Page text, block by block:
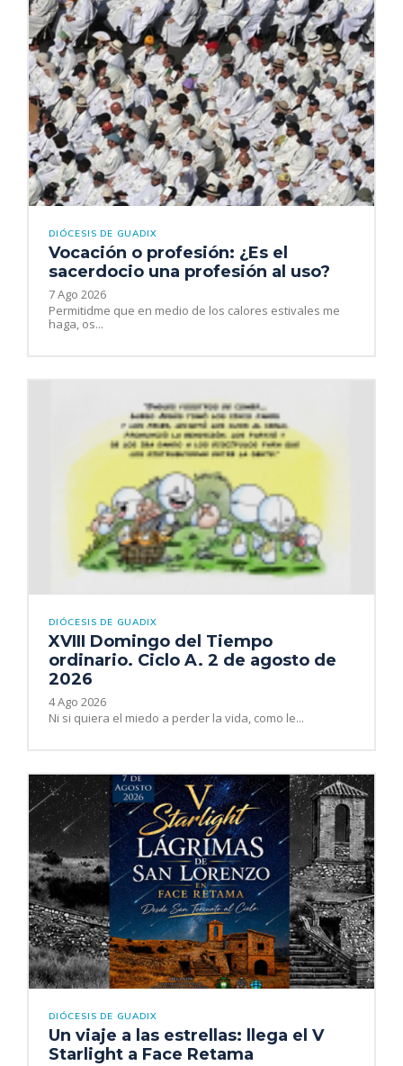
DIÓCESIS DE GUADIX
Vocación o profesión: ¿Es el
sacerdocio una profesión al uso?
7 Ago 2026
Permitidme que en medio de los calores estivales me
haga, os...
DIÓCESIS DE GUADIX
XVIII Domingo del Tiempo
ordinario. Ciclo A. 2 de agosto de
2026
4 Ago 2026
Ni si quiera el miedo a perder la vida, como le...
DIÓCESIS DE GUADIX
Un viaje a las estrellas: llega el V
Starlight a Face Retama